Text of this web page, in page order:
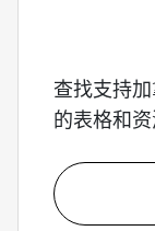
查找支持
的表格和资